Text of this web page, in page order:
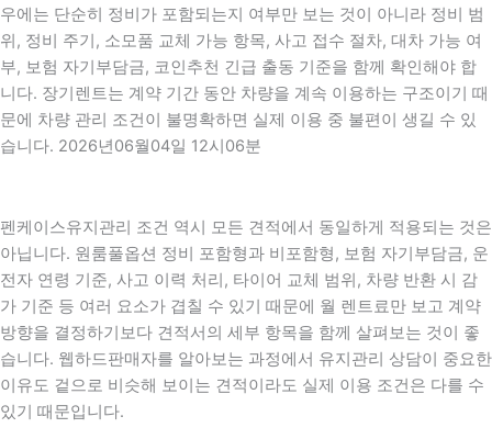
우에는 단순히 정비가 포함되는지 여부만 보는 것이 아니라 정비 범
위, 정비 주기, 소모품 교체 가능 항목, 사고 접수 절차, 대차 가능 여
부, 보험 자기부담금, 코인추천 긴급 출동 기준을 함께 확인해야 합
니다. 장기렌트는 계약 기간 동안 차량을 계속 이용하는 구조이기 때
문에 차량 관리 조건이 불명확하면 실제 이용 중 불편이 생길 수 있
습니다. 2026년06월04일 12시06분
펜케이스유지관리 조건 역시 모든 견적에서 동일하게 적용되는 것은
아닙니다. 원룸풀옵션 정비 포함형과 비포함형, 보험 자기부담금, 운
전자 연령 기준, 사고 이력 처리, 타이어 교체 범위, 차량 반환 시 감
가 기준 등 여러 요소가 겹칠 수 있기 때문에 월 렌트료만 보고 계약
방향을 결정하기보다 견적서의 세부 항목을 함께 살펴보는 것이 좋
습니다. 웹하드판매자를 알아보는 과정에서 유지관리 상담이 중요한
이유도 겉으로 비슷해 보이는 견적이라도 실제 이용 조건은 다를 수
있기 때문입니다.